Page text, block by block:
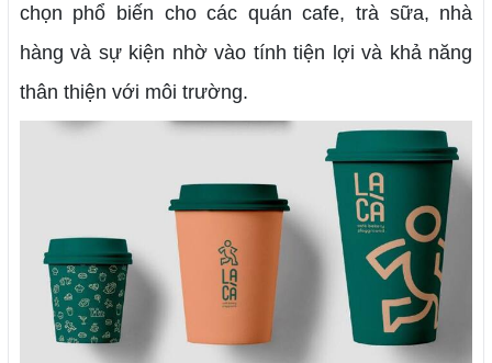
chọn phổ biến cho các quán cafe, trà sữa, nhà
hàng và sự kiện nhờ vào tính tiện lợi và khả năng
thân thiện với môi trường.